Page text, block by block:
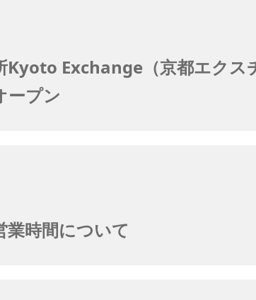
Kyoto Exchange（京都エクス
ープン
業時間について